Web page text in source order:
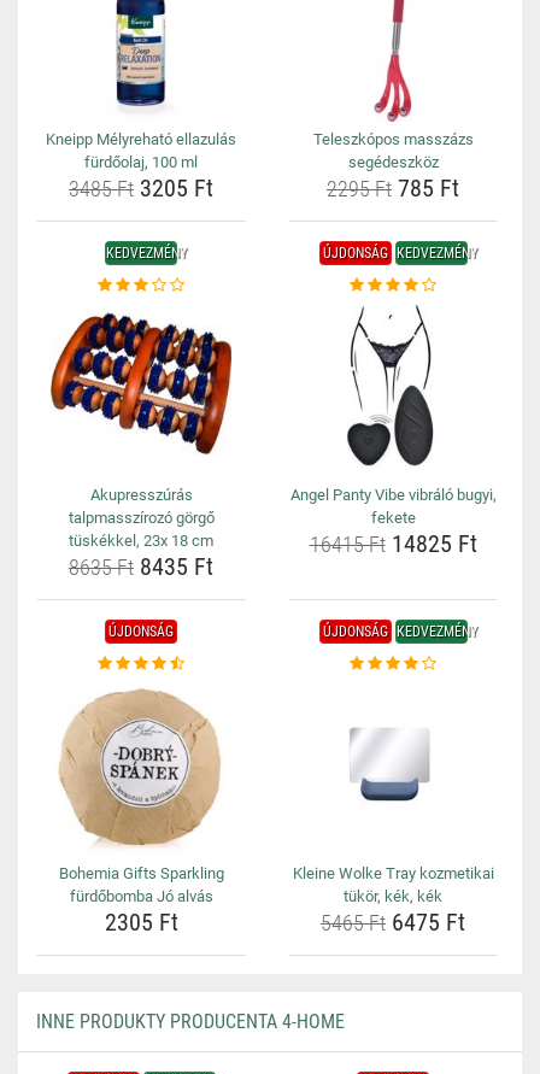
Kneipp Mélyreható ellazulás
fürdőolaj, 100 ml
3485 Ft 3205 Ft
Teleszkópos masszázs
segédeszköz
2295 Ft 785 Ft
KEDVEZMÉNY
Akupresszúrás
talpmasszírozó görgő
tüskékkel, 23x 18 cm
8635 Ft 8435 Ft
ÚJDONSÁG KEDVEZMÉNY
Angel Panty Vibe vibráló bugyi,
fekete
16415 Ft14825 Ft
ÚJDONSÁG
Bohemia Gifts Sparkling
fürdőbomba Jó alvás
2305 Ft
ÚJDONSÁG KEDVEZMÉNY
Kleine Wolke Tray kozmetikai
tükör, kék, kék
5465 Ft 6475 Ft
INNE PRODUKTY PRODUCENTA 4-HOME